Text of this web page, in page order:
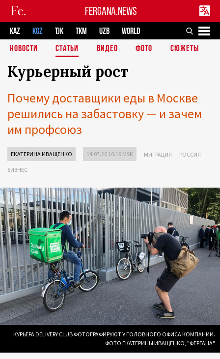
FERGANA.NEWS
KAZ KGZ TJK TKM UZB
WORLD
НОВОСТИ
СТАТЬИ ВИДЕО ФОТО СЮЖЕТЫ
Курьерный рост
Почему доставщики еды в Москве
решились на забастовку — и зачем
им профсоюз
ЕКАТЕРИНА ИВАЩЕНКО 14.07.20 16:19 MSK МИГРАЦИЯ РОССИЯ
БИЗНЕС
КУРЬЕРА DELIVERY CLUB ФОТОГРАФИРУЮТ У ГОЛОВНОГО ОФИСА КОМПАНИИ.
ФОТО ЕКАТЕРИНЫ ИВАЩЕНКО, "ФЕРГАНА"